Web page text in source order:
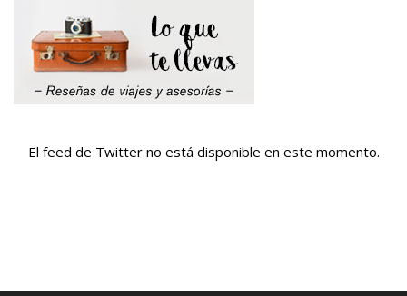
El feed de Twitter no está disponible en este momento.